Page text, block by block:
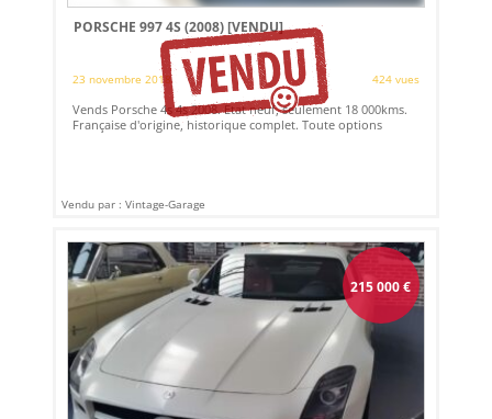
PORSCHE 997 4S (2008)[VENDU]
23 novembre 2018 424 vues
Vends Porsche 4s 4s 2008. Etat neuf, seulement 18 000kms.
Française d'origine, historique complet. Toute options
Vendu par : Vintage-Garage
215 000€